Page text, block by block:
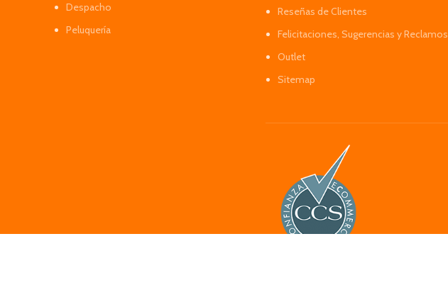
Despacho
Peluquería
Reseñas de Clientes
Felicitaciones, Sugerencias y Reclamos
Outlet
Sitemap